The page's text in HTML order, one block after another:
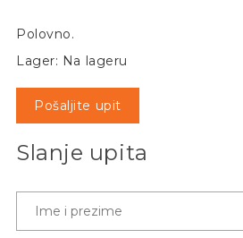
Polovno.
Lager: Na lageru
Pošaljite upit
Slanje upita